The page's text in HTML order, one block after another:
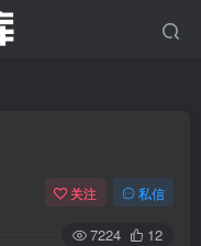
关注 私信
7224 12